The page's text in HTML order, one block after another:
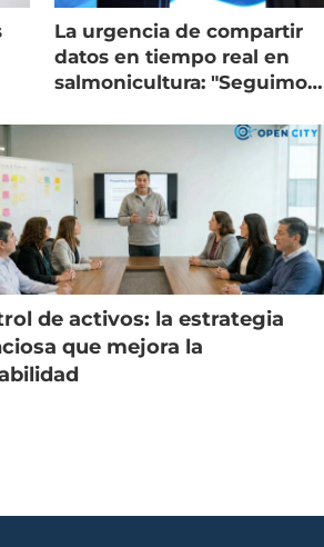
La urgencia de compartir
datos en tiempo real en
salmonicultura: "Seguimos
de activos: la estrategia
que mejora la